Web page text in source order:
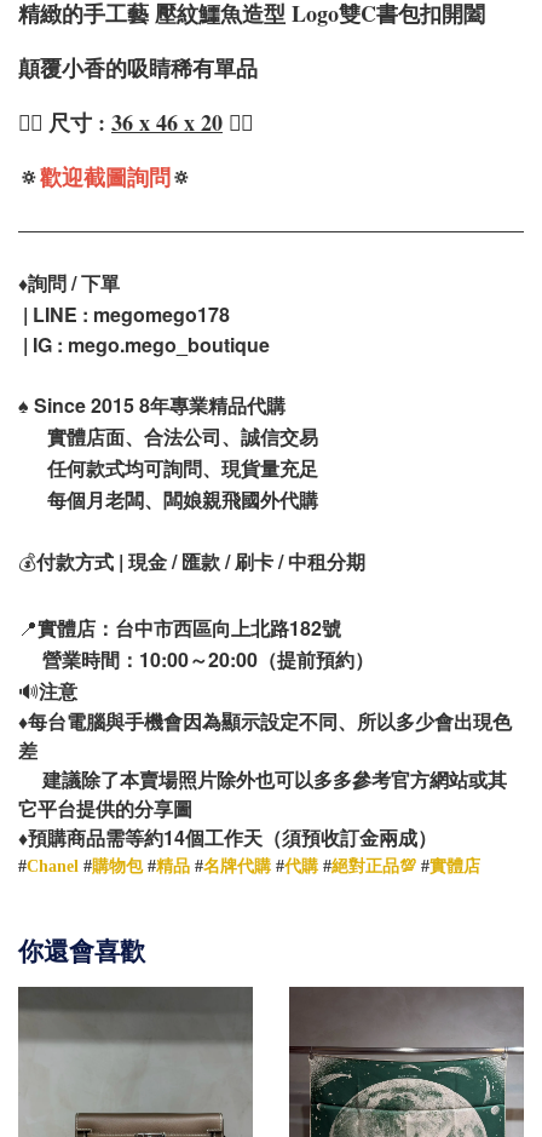
精緻的手工藝 壓紋鱷魚造型 Logo雙C書包扣開闔
顛覆小香的吸睛稀有單品
❤️‍🔥 尺寸 : 36 x 46 x 20 ❤️‍🔥
🔅歡迎截圖詢問🔅
♦️詢問 / 下單
| LINE : megomego178
| IG : mego.mego_boutique
♠️ Since 2015 8年專業精品代購
實體店面、合法公司、誠信交易
任何款式均可詢問、現貨量充足
每個月老闆、闆娘親飛國外代購
💰付款方式 | 現金 / 匯款 / 刷卡 / 中租分期
📍實體店：台中市西區向上北路182號
營業時間：10:00～20:00（提前預約）
🔊注意
♦️每台電腦與手機會因為顯示設定不同、所以多少會出現色
差
建議除了本賣場照片除外也可以多多參考官方網站或其
它平台提供的分享圖
♦️預購商品需等約14個工作天（須預收訂金兩成）
#Chanel #購物包#精品 #名牌代購 #代購 #絕對正品💯 #實體店
你還會喜歡